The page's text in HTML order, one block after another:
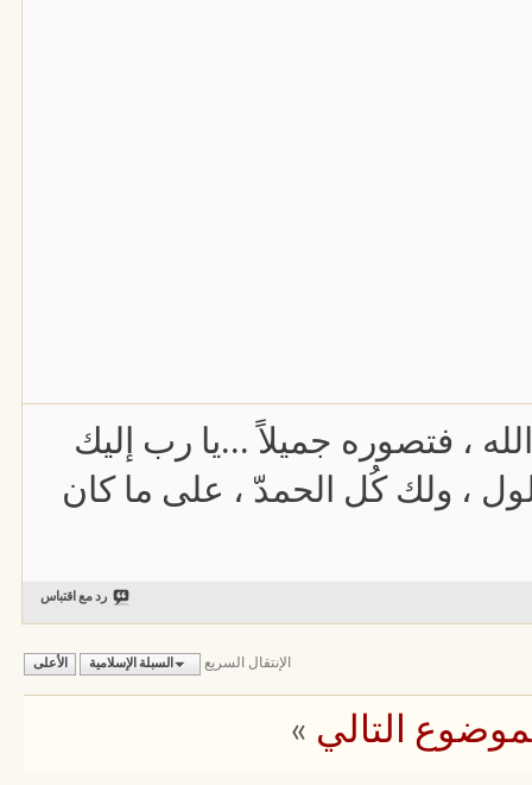
، فتصوره جميلاً ...يا رب إليك
، ولك كُل الحمدّ ، على ما كان
رد مع اقتباس
الإنتقال السريع السبلة الإسلامية الأعلى
التالي »